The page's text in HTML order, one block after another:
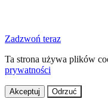
Zadzwoń teraz
Ta strona używa plików
prywatności
Akceptuj Odrzuć